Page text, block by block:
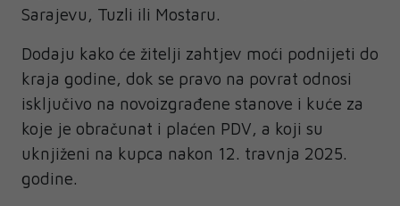
Sarajevu, Tuzli ili Mostaru.
Dodaju kako će žitelji zahtjev moći podnijeti do
kraja godine, dok se pravo na povrat odnosi
isključivo na novoizgrađene stanove i kuće za
koje je obračunat i plaćen PDV, a koji su
uknjiženi na kupca nakon 12. travnja 2025.
godine.